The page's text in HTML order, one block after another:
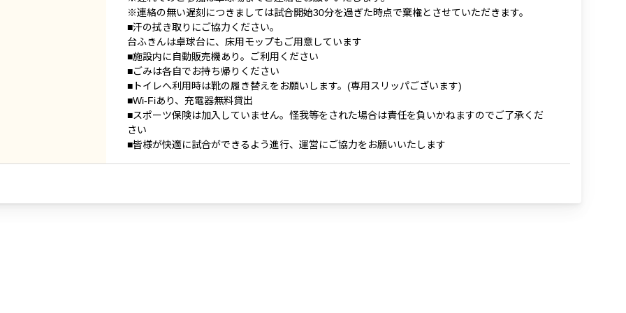
※連絡の無い遅刻につきましては試合開始30分を過ぎた時点で棄権とさせていただきます。
■汗の拭き取りにご協力ください。
台ふきんは卓球台に、床用モップもご用意しています
■施設内に自動販売機あり。ご利用ください
■ごみは各自でお持ち帰りください
■トイレへ利用時は靴の履き替えをお願いします。(専用スリッパございます)
■Wi-Fiあり、充電器無料貸出
■スポーツ保険は加入していません。怪我等をされた場合は責任を負いかねますのでご了承くだ
さい
■皆様が快適に試合ができるよう進行、運営にご協力をお願いいたします